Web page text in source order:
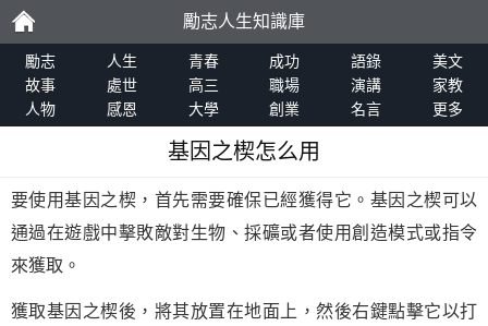
勵
志
勵志人生知識庫
勵志 人生 青春 成功 語錄
美文
故事
處世 高三 職場 演講
家教
人物
感恩 大學 創業 名言 更多
基因之楔怎么用
要使用基因之楔，首先需要確保已經獲得它。基因之楔可以
通過在遊戲中擊敗敵對生物、採礦或者使用創造模式或指令
來獲取。
獲取基因之楔後，將其放置在地面上，然後右鍵點擊它以打